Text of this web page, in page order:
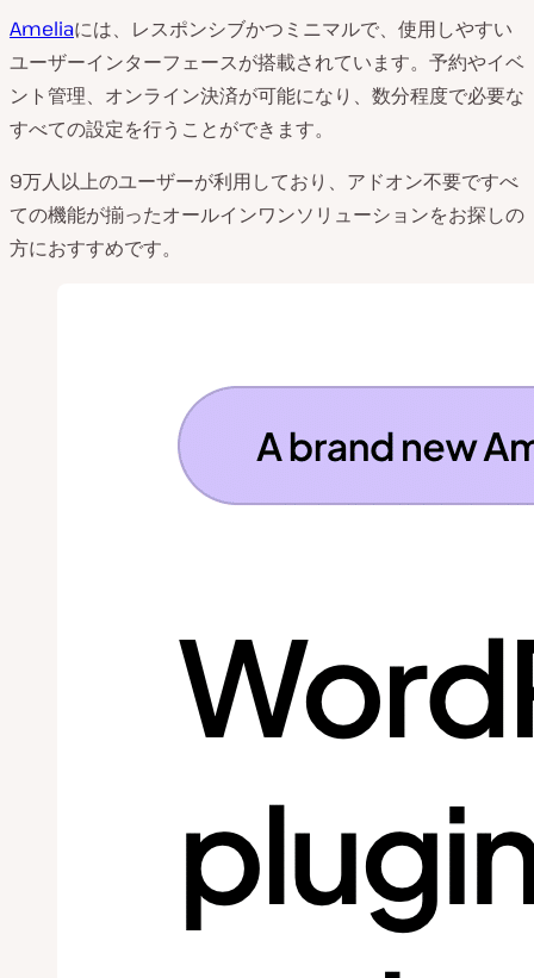
Ameliaには、レスポンシブかつミニマルで、使用しやすい
ユーザーインターフェースが搭載されています。予約やイベ
ント管理、オンライン決済が可能になり、数分程度で必要な
すべての設定を行うことができます。
9万人以上のユーザーが利用しており、アドオン不要ですべ
ての機能が揃ったオールインワンソリューションをお探しの
方におすすめです。